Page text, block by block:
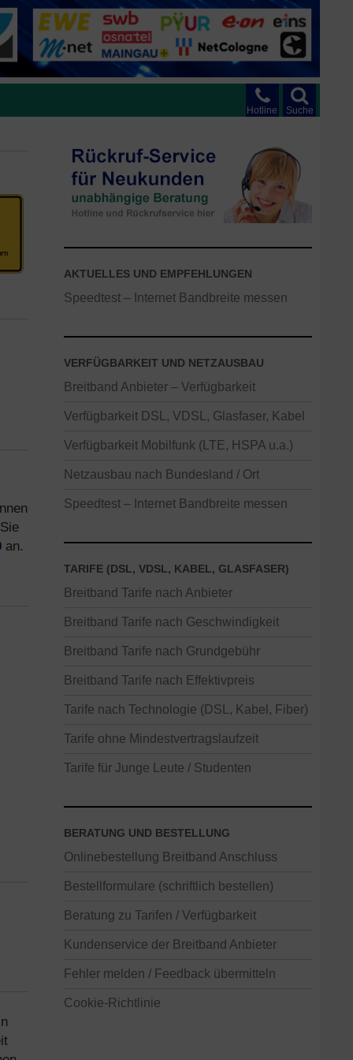
Suche
Hotline
an.
AKTUELLES UND EMPFEHLUNGEN
Speedtest – Internet Bandbreite messen
VERFÜGBARKEIT UND NETZAUSBAU
Breitband Anbieter – Verfügbarkeit
Verfügbarkeit DSL, VDSL, Glasfaser, Kabel
Verfügbarkeit Mobilfunk (LTE, HSPA u.a.)
Netzausbau nach Bundesland / Ort
Speedtest – Internet Bandbreite messen
TARIFE (DSL, VDSL, KABEL, GLASFASER)
Breitband Tarife nach Anbieter
Breitband Tarife nach Geschwindigkeit
Breitband Tarife nach Grundgebühr
Breitband Tarife nach Effektivpreis
Tarife nach Technologie (DSL, Kabel, Fiber)
Tarife ohne Mindestvertragslaufzeit
Tarife für Junge Leute / Studenten
BERATUNG UND BESTELLUNG
Onlinebestellung Breitband Anschluss
Bestellformulare (schriftlich bestellen)
Beratung zu Tarifen / Verfügbarkeit
Kundenservice der Breitband Anbieter
Fehler melden / Feedback übermitteln
Cookie-Richtlinie